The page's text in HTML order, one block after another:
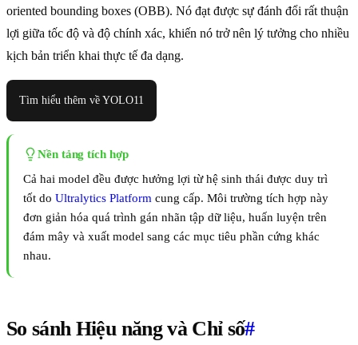
oriented bounding boxes (OBB). Nó đạt được sự đánh đổi rất thuận
lợi giữa tốc độ và độ chính xác, khiến nó trở nên lý tưởng cho nhiều
kịch bản triển khai thực tế đa dạng.
Tìm hiểu thêm về YOLO11
Nền tảng tích hợp
Cả hai model đều được hưởng lợi từ hệ sinh thái được duy trì
tốt do Ultralytics Platform cung cấp. Môi trường tích hợp này
đơn giản hóa quá trình gán nhãn tập dữ liệu, huấn luyện trên
đám mây và xuất model sang các mục tiêu phần cứng khác
nhau.
So sánh Hiệu năng và Chỉ số#